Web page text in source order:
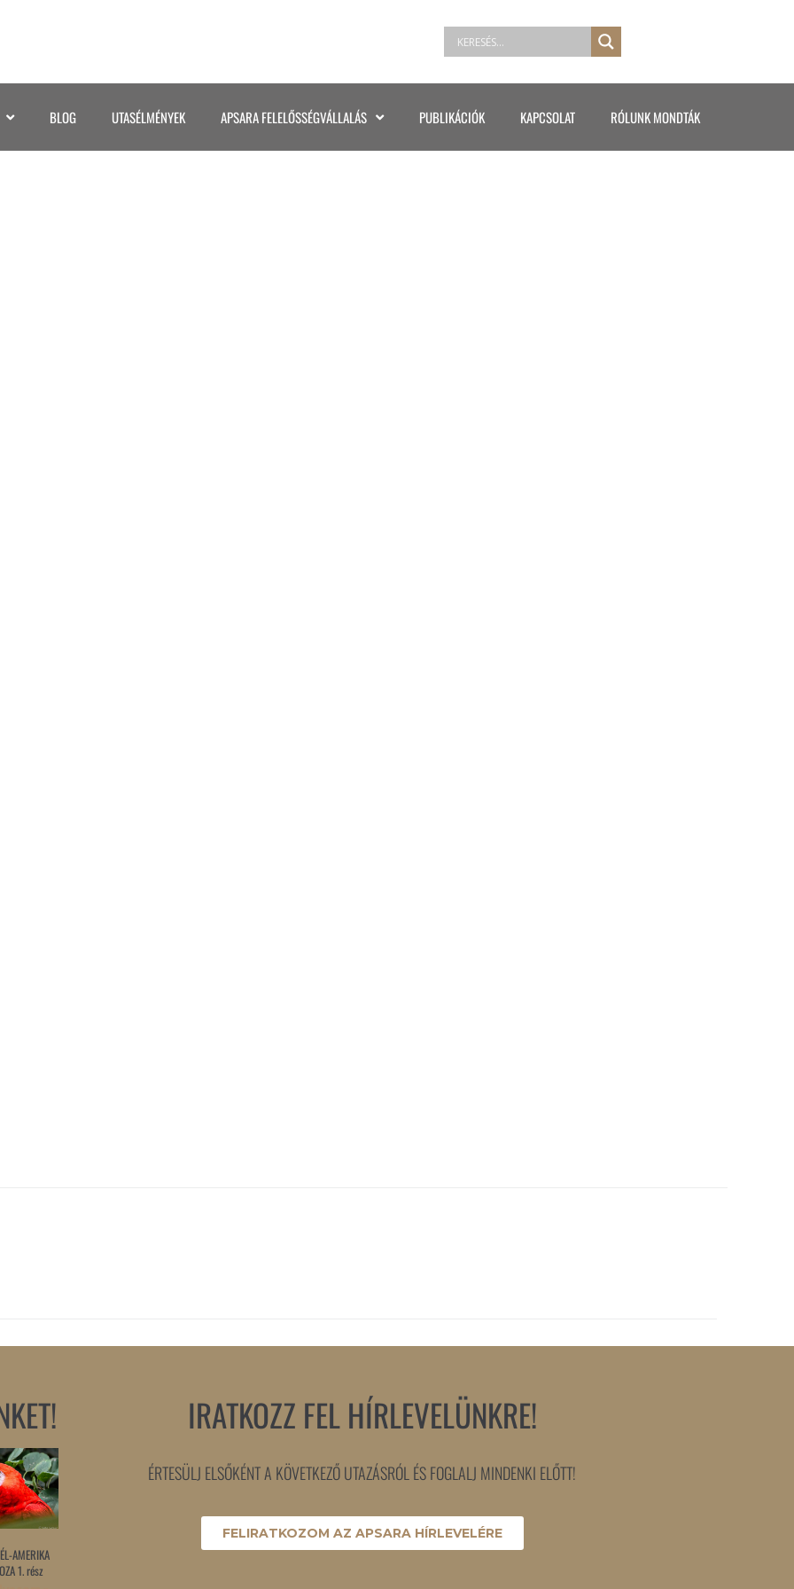
BLOG UTASÉLMÉNYEK APSARA FELELŐSSÉGVÁLLALÁS PUBLIKÁCIÓK KAPCSOLAT RÓLUNK MONDTÁK
AMERIKA
1. rész
IRATKOZZ FEL HÍRLEVELÜNKRE!
ÉRTESÜLJ ELSŐKÉNT A KÖVETKEZŐ UTAZÁSRÓL ÉS FOGLALJ MINDENKI ELŐTT!
FELIRATKOZOM AZ APSARA HÍRLEVELÉRE